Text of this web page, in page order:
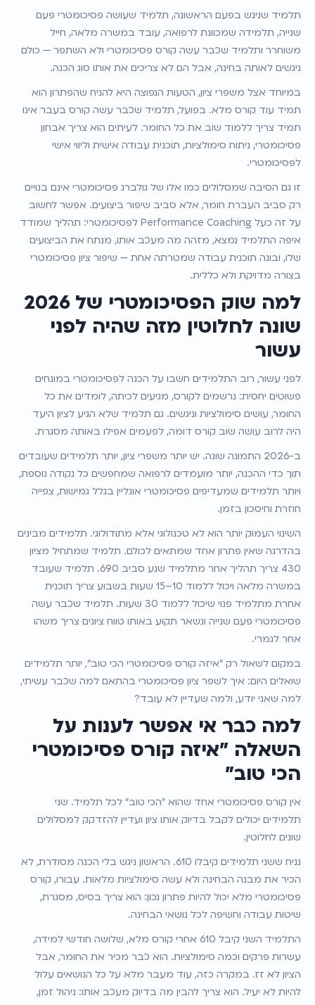
תלמיד שניגש בפעם הראשונה, תלמיד שעושה פסיכומטרי פעם
שנייה, תלמידה שמכוונת לרפואה, עובד במשרה מלאה, חייל
משוחרר ותלמיד שכבר עשה קורס פסיכומטרי ולא השתפר — כולם
ניגשים לאותה בחינה, אבל הם לא צריכים את אותו סוג הכנה.
במיוחד אצל משפרי ציון, הטעות הנפוצה היא להניח שהפתרון הוא
תמיד עוד קורס מלא. בפועל, תלמיד שכבר עשה קורס בעבר אינו
תמיד צריך ללמוד שוב את כל החומר. לעיתים הוא צריך אבחון
פסיכומטרי, ניתוח סימולציות, תוכנית עבודה אישית וליווי אישי
לפסיכומטרי.
זו גם הסיבה שמסלולים כמו אלו של גולברג פסיכומטרי אינם בנויים
רק סביב העברת חומר, אלא סביב שיפור ביצועים. אפשר לחשוב
על זה כעל Performance Coaching לפסיכומטרי: תהליך שמודד
איפה התלמיד נמצא, מזהה מה מעכב אותו, מנתח את הביצועים
שלו, ובונה תוכנית עבודה שמטרתה אחת — שיפור ציון פסיכומטרי
בצורה מדויקת ולא כללית.
שונה לחלוטין מזה שהיה לפני
עשור
לפני עשור, רוב התלמידים חשבו על הכנה לפסיכומטרי במונחים
פשוטים יחסית: נרשמים לקורס, מגיעים לכיתה, לומדים את כל
החומר, עושים סימולציות וניגשים. גם תלמיד שלא הגיע לציון היעד
היה לרוב עושה שוב קורס דומה, לפעמים אפילו באותה מסגרת.
ב-2026 התמונה שונה. יש יותר משפרי ציון, יותר תלמידים שעובדים
תוך כדי ההכנה, יותר מועמדים לרפואה שמחפשים כל נקודה נוספת,
ויותר תלמידים שמעדיפים פסיכומטרי אונליין בגלל גמישות, צפייה
חוזרת וחיסכון בזמן.
השינוי העמוק יותר הוא לא טכנולוגי אלא מתודולוגי. תלמידים מבינים
בהדרגה שאין פתרון אחד שמתאים לכולם. תלמיד שמתחיל מציון
430 צריך תהליך אחר מתלמיד שנע סביב 690. תלמיד שעובד
במשרה מלאה ויכול ללמוד 10–15 שעות בשבוע צריך תוכנית
אחרת מתלמיד פנוי שיכול ללמוד 30 שעות. תלמיד שכבר עשה
פסיכומטרי פעם שנייה ונשאר תקוע באותו טווח ציונים צריך משהו
אחר לגמרי.
במקום לשאול רק "איזה קורס פסיכומטרי הכי טוב", יותר תלמידים
שואלים היום: איך לשפר ציון פסיכומטרי בהתאם למה שכבר עשיתי,
למה שאני יודע, ולמה שעדיין לא עובד?
למה כבר אי אפשר לענות על
השאלה "איזה קורס פסיכומטרי
הכי טוב"
אין קורס פסיכומטרי אחד שהוא "הכי טוב" לכל תלמיד. שני
תלמידים יכולים לקבל בדיוק אותו ציון ועדיין להזדקק למסלולים
שונים לחלוטין.
נניח ששני תלמידים קיבלו 610. הראשון ניגש בלי הכנה מסודרת, לא
הכיר את מבנה הבחינה ולא עשה סימולציות מלאות. עבורו, קורס
פסיכומטרי מלא יכול להיות פתרון נכון: הוא צריך בסיס, מסגרת,
שיטות עבודה וחשיפה לכל נושאי הבחינה.
התלמיד השני קיבל 610 אחרי קורס מלא, שלושה חודשי למידה,
עשרות פרקים וכמה סימולציות. הוא כבר מכיר את החומר, אבל
הציון לא זז. במקרה כזה, עוד מעבר מלא על כל הנושאים עלול
להיות לא יעיל. הוא צריך להבין מה בדיוק מעכב אותו: ניהול זמן,